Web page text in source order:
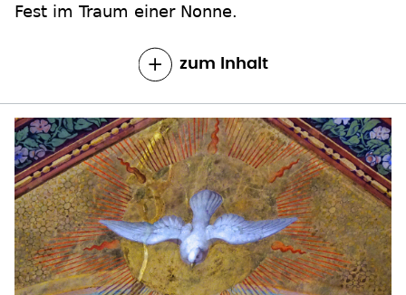
Fest im Traum einer Nonne.
zum Inhalt